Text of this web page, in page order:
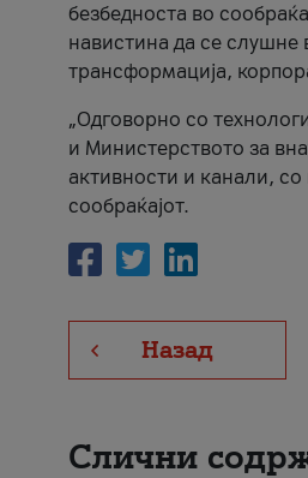
безбедноста во
навистина да се слушне
трансформација,
„Одговорно со
и Министерството за
активности и канали,
сообраќајот.
Назад
Слични